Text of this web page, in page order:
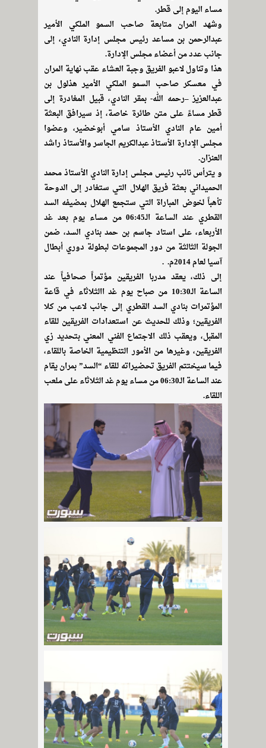
مساء اليوم إلى قطر.
وشهد المران متابعة صاحب السمو الملكي الأمير
عبدالرحمن بن مساعد رئيس مجلس إدارة النادي، إلى
جانب عدد من أعضاء مجلس الإدارة.
هذا وتناول لاعبو الفريق وجبة العشاء عقب نهاية المران
في معسكر صاحب السمو الملكي الأمير هذلول بن
عبدالعزيز –رحمه الله- بمقر النادي، قبيل المغادرة إلى
قطر مساءً على متن طائرة خاصة، إذ سيرافق البعثة
أمين عام النادي الأستاذ سامي أبوخضير، وعضوا
مجلس الإدارة الأستاذ عبدالكريم الجاسر والأستاذ راشد
العنزان.
و يترأس نائب رئيس مجلس إدارة النادي الأستاذ محمد
الحميداني بعثة فريق الهلال التي ستغادر إلى الدوحة
تأهباً لخوض المباراة التي ستجمع الهلال بمضيفه السد
القطري عند الساعة الـ06:45 من مساء يوم بعد غد
الأربعاء، على استاد جاسم بن حمد بنادي السد، ضمن
الجولة الثالثة من دور المجموعات لبطولة دوري أبطال
آسيا لعام 2014م. .
إلى ذلك، يعقد مدربا الفريقين مؤتمراً صحافياً عند
الساعة الـ10:30 من صباح يوم غد االثلاثاء في قاعة
المؤتمرات بنادي السد القطري إلى جانب لاعب من كلا
الفريقين؛ وذلك للحديث عن استعدادات الفريقين للقاء
المقبل، ويعقب ذلك الاجتماع الفني المعني بتحديد زي
الفريقين، وغيرها من الأمور التنظيمية الخاصة باللقاء،
فيما سيختتم الفريق تحضيراته للقاء “السد” بمران يقام
عند الساعة الـ06:30 من مساء يوم غد الثلاثاء على ملعب
اللقاء.